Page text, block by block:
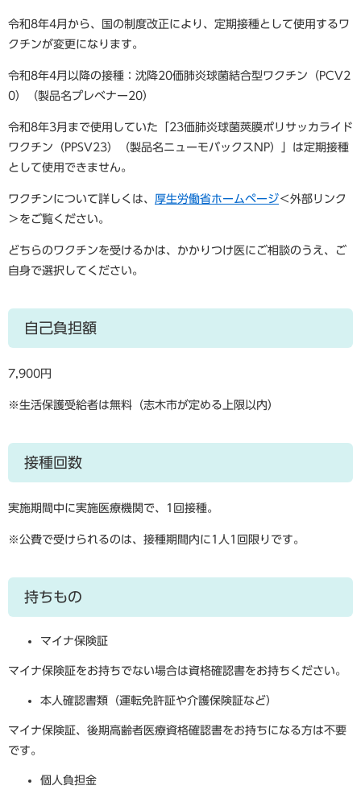
令和8年4月から、国の制度改正により、定期接種として使用するワ
クチンが変更になります。
令和8年4月以降の接種：沈降20価肺炎球菌結合型ワクチン（PCV2
0）（製品名プレベナー20）
令和8年3月まで使用していた「23価肺炎球菌莢膜ポリサッカライド
ワクチン（PPSV23）（製品名ニューモバックスNP）」は定期接種
として使用できません。
ワクチンについて詳しくは、 厚生労働省ホームページ＜外部リンク
＞ をご覧ください。
どちらのワクチンを受けるかは、かかりつけ医にご相談のうえ、ご
自身で選択してください。
自己負担額
7,900円
※生活保護受給者は無料（志木市が定める上限以内）
接種回数
実施期間中に実施医療機関で、1回接種。
※公費で受けられるのは、接種期間内に1人1回限りです。
持ちもの
マイナ保険証
マイナ保険証をお持ちでない場合は資格確認書をお持ちください。
本人確認書類（運転免許証や介護保険証など）
マイナ保険証、後期高齢者医療資格確認書をお持ちになる方は不要
です。
個人負担金